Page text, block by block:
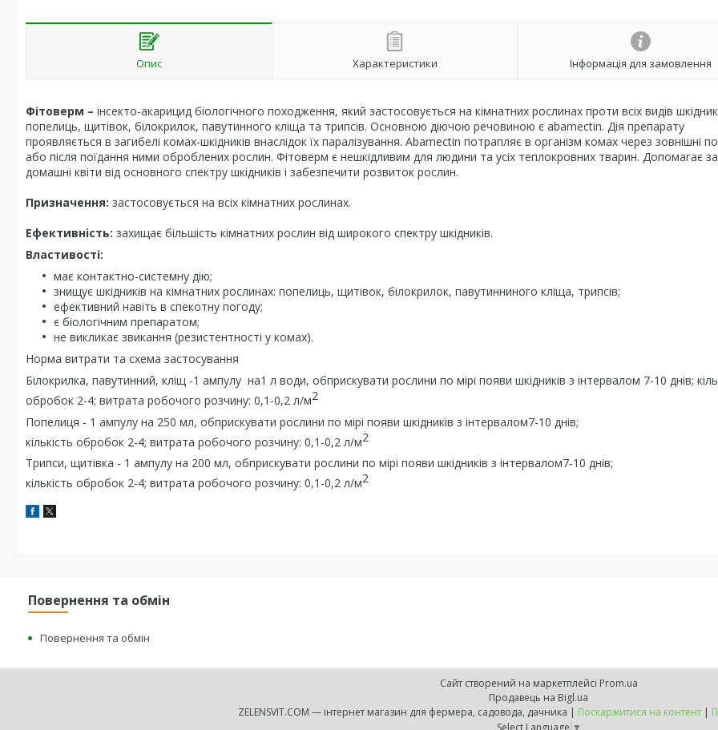
Опис Характеристики Інформація для замовлення
Фітоверм – інсекто-акарицид біологічного походження, який застосовується на кімнатних рослинах проти всіх видів
попелиць, щитівок, білокрилок, павутинного кліща та трипсів. Основною діючою речовиною є abamectin. Дія препарату
проявляється в загибелі комах-шкідників внаслідок їх паралізування. Abamectin потрапляє в організм комах через зовнішні
або після поїдання ними оброблених рослин. Фітоверм є нешкідливим для людини та усіх теплокровних тварин. Допомагає
домашні квіти від основного спектру шкідників і забезпечити розвиток рослин.
Призначення: застосовується на всіх кімнатних рослинах.
Ефективність: захищає більшість кімнатних рослин від широкого спектру шкідників.
Властивості:
має контактно-системну дію;
знищує шкідників на кімнатних рослинах: попелиць, щитівок, білокрилок, павутинниного кліща, трипсів;
ефективний навіть в спекотну погоду;
є біологічним препаратом;
не викликає звикання (резистентності у комах).
Норма витрати та схема застосування
Білокрилка, павутинний, кліщ -1 ампулу на1 л води, обприскувати рослини по мірі появи шкідників з інтервалом 7-10 днів;
обробок 2-4; витрата робочого розчину: 0,1-0,2 л/м2
Попелиця - 1 ампулу на 250 мл, обприскувати рослини по мірі появи шкідників з інтервалом7-10 днів;
кількість обробок 2-4; витрата робочого розчину: 0,1-0,2 л/м2
Трипси, щитівка - 1 ампулу на 200 мл, обприскувати рослини по мірі появи шкідників з інтервалом7-10 днів;
кількість обробок 2-4; витрата робочого розчину: 0,1-0,2 л/м2
Повернення та обмін
Повернення та обмін
Сайт створений на маркетплейсі Prom.ua
Продавець на Bigl.ua
ZELENSVIT.COM — інтернет магазин для фермера, садовода, дачника | Поскаржитися на контент |
Select Language ▼